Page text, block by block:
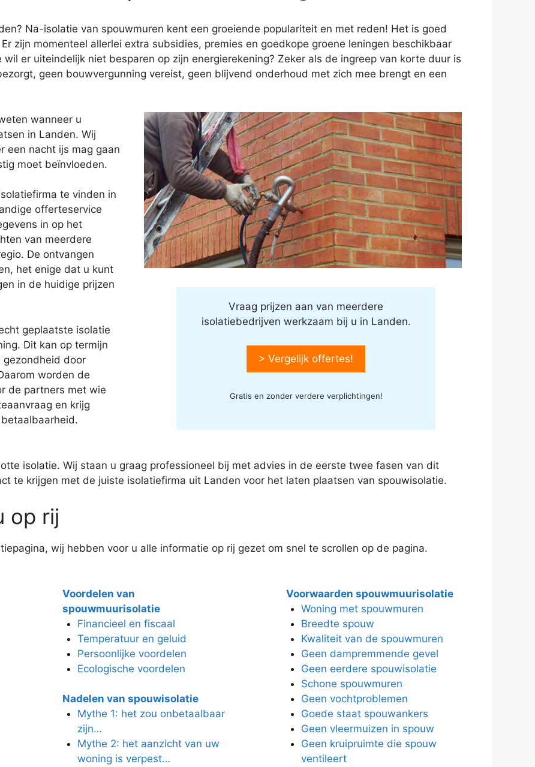
Na-isolatie van spouwmuren kent een groeiende populariteit en met reden! Het is goed
zijn momenteel allerlei extra subsidies, premies en goedkope groene leningen beschikbaar
er uiteindelijk niet besparen op zijn energierekening? Zeker als de ingreep van korte duur is
geen bouwvergunning vereist, geen blijvend onderhoud met zich mee brengt en een
wanneer u
in Landen. Wij
een nacht ijs mag gaan
moet beïnvloeden.
te vinden in
offerteservice
in op het
van meerdere
De ontvangen
het enige dat u kunt
in de huidige prijzen
geplaatste isolatie
Dit kan op termijn
gezondheid door
worden de
de partners met wie
en krijg
Vraag prijzen aan van meerdere
isolatiebedrijven werkzaam bij u in Landen.
> Vergelijk offertes!
Gratis en zonder verdere verplichtingen!
isolatie. Wij staan u graag professioneel bij met advies in de eerste twee fasen van dit
te krijgen met de juiste isolatiefirma uit Landen voor het laten plaatsen van spouwisolatie.
op rij
wij hebben voor u alle informatie op rij gezet om snel te scrollen op de pagina.
Voordelen van
spouwmuurisolatie
Financieel en fiscaal
Temperatuur en geluid
Persoonlijke voordelen
Ecologische voordelen
Nadelen van spouwisolatie
Mythe 1: het zou onbetaalbaar
zijn…
Mythe 2: het aanzicht van uw
woning is verpest…
Voorwaarden spouwmuurisolatie
Woning met spouwmuren
Breedte spouw
Kwaliteit van de spouwmuren
Geen dampremmende gevel
Geen eerdere spouwisolatie
Schone spouwmuren
Geen vochtproblemen
Goede staat spouwankers
Geen vleermuizen in spouw
Geen kruipruimte die spouw
ventileert